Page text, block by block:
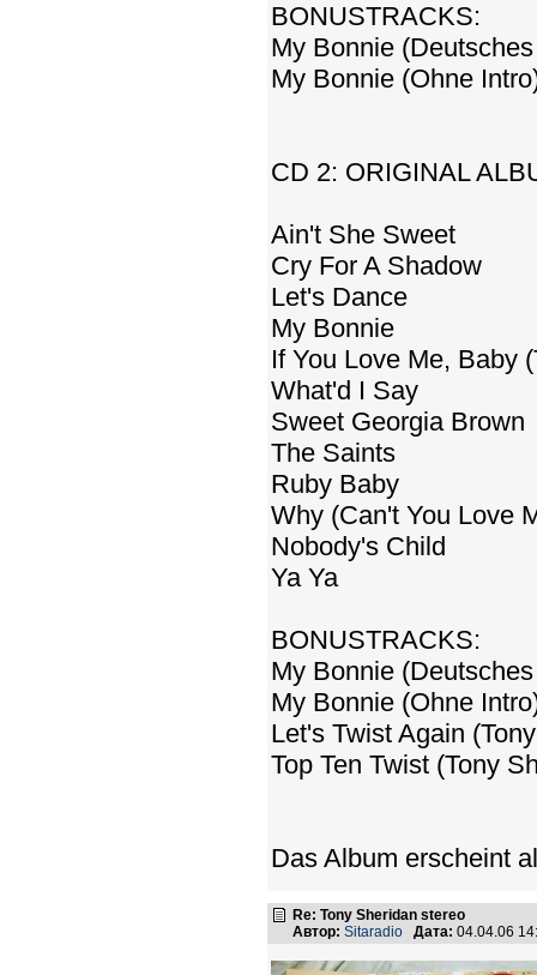
BONUSTRACKS:
My Bonnie
My Bonnie (Ohne
CD 2: ORIGINAL
Ain't She Sweet
Cry For A Shadow
Let's Dance
My Bonnie
If You Love Me, Baby
What'd I Say
Sweet Georgia Brown
The Saints
Ruby Baby
Why (Can't You Love
Nobody's Child
Ya Ya
BONUSTRACKS:
My Bonnie
My Bonnie (Ohne
Let's Twist Again
Top Ten Twist (Tony
Das Album erscheint
Re: Tony Sheridan stereo
Автор: Sitaradio Дата: 04.04.06